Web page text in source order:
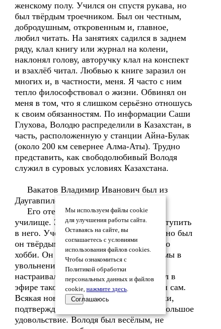
женскому полу. Учился он спустя рукава, но
был твёрдым троечником. Был он честным,
добродушным, откровенным и, главное,
любил читать. На занятиях садился в заднем
ряду, клал книгу или журнал на колени,
наклонял голову, авторучку клал на конспект
и взахлёб читал. Любвью к книге заразил он
многих и, в частности, меня. Я часто с ним
тепло философствовал о жизни. Обвинял он
меня в том, что я слишком серьёзно отношусь
к своим обязанностям. По информации Саши
Глухова, Володю распределили в Казахстан, в
часть, расположенную у станции Айна-Булак
(около 200 км севернее Алма-Аты). Трудно
представить, как свободолюбивый Володя
служил в суровых условиях Казахстана.
Вакатов Владимир Иванович был из
Даугавпилса.
Его отец, когда-то служил в нашем
училище. Это позволило ему легко поступить
в него. Учёба Володе давалась тяжело, но был
он твёрдым троечником. У Володи было
хобби. Он был радиолюбителем. Если мы в
увольнении бежали на танцы, то он
настраивал свою радиостанцию и искал в
эфире такого же радиолюбителя, как он сам.
Всякая новая связь, получение открытки,
подтверждающее это, доставляло ему большое
удовольствие. Володя был весёлым, не
Мы используем файлы cookie
для улучшения работы сайта.
Оставаясь на сайте, вы
соглашаетесь с условиями
использования файлов cookies.
Чтобы ознакомиться с
Политикой обработки
персональных данных и файлов
cookie, нажмите здесь.
Соглашаюсь